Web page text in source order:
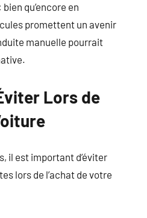
qu’encore en
promettent un avenir
manuelle pourrait
Lors de
il est important d’éviter
lors de l’achat de votre